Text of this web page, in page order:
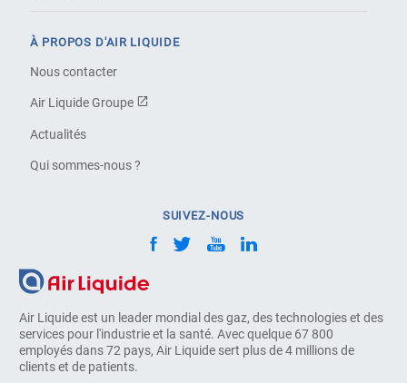
Air Liquide est un leader mondial des gaz, des technologies et des
services pour l'industrie et la santé. Avec quelque 67 800
employés dans 72 pays, Air Liquide sert plus de 4 millions de
clients et de patients.
À PROPOS D'AIR LIQUIDE
Nous contacter
Air Liquide Groupe
Actualités
Qui sommes-nous ?
SUIVEZ-NOUS